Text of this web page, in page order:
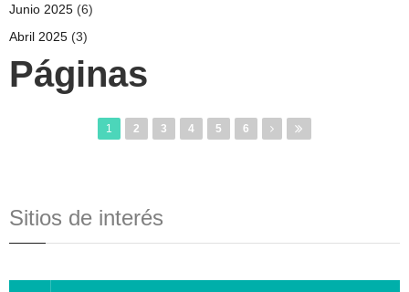
Junio 2025 (6)
Abril 2025 (3)
Páginas
1 2 3 4 5 6
Sitios de interés